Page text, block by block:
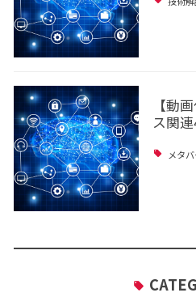
【動
ス関
メタ